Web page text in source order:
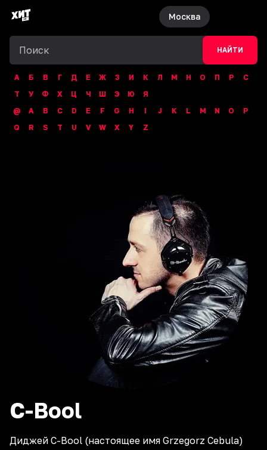
Москва
НАЙТИ
А Б В Г Д Е Ж З И К Л М Н О П Р
С
Т
У Ф Х Ц Ч Ш Э Ю
Я
@
A B C D E F G H I J K L M N O
P
Q
R S T U V W X Y Z
C-Bool
Диджей C-Bool (настоящее имя Grzegorz Cebula)